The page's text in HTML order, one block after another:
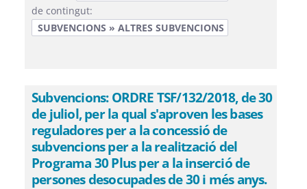
de contingut:
SUBVENCIONS » ALTRES SUBVENCIONS
Subvencions: ORDRE TSF/132/2018, de 30
de juliol, per la qual s'aproven les bases
reguladores per a la concessió de
subvencions per a la realització del
Programa 30 Plus per a la inserció de
persones desocupades de 30 i més anys.